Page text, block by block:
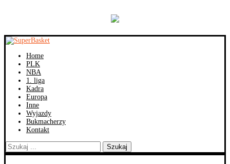
Home
PLK
NBA
1. liga
Kadra
Europa
Inne
Wyjazdy
Bukmacherzy
Kontakt
Szukaj